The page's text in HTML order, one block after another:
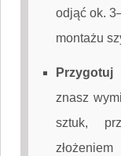
odjąć ok.
montażu
znasz
sztuk,